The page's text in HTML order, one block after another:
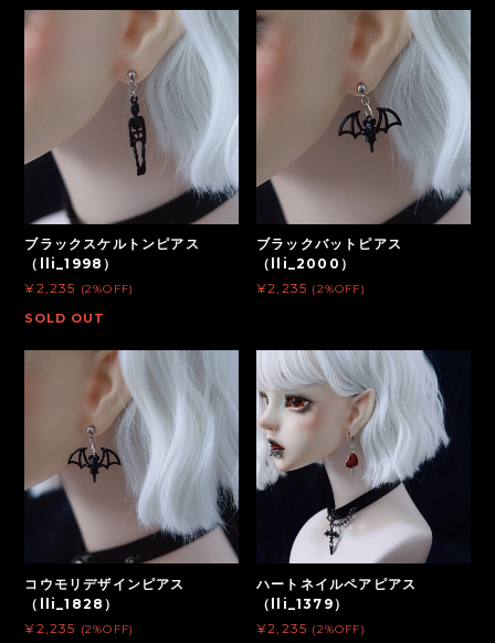
ブラックスケルトンピアス
（lli_1998）
¥2,235 (2%OFF)
SOLD OUT
ブラックバットピアス
（lli_2000）
¥2,235 (2%OFF)
コウモリデザインピアス
（lli_1828）
¥2,235 (2%OFF)
ハートネイルペアピアス
（lli_1379）
¥2,235 (2%OFF)